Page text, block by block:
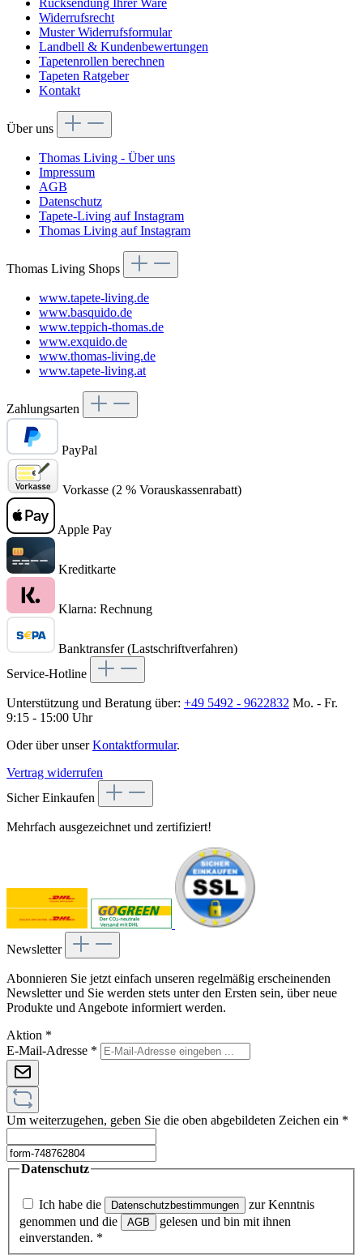
Rücksendung Ihrer Ware
Widerrufsrecht
Muster Widerrufsformular
Landbell & Kundenbewertungen
Tapetenrollen berechnen
Tapeten Ratgeber
Kontakt
Über uns
Thomas Living - Über uns
Impressum
AGB
Datenschutz
Tapete-Living auf Instagram
Thomas Living auf Instagram
Thomas Living Shops
www.tapete-living.de
www.basquido.de
www.teppich-thomas.de
www.exquido.de
www.thomas-living.de
www.tapete-living.at
Zahlungsarten
PayPal
Vorkasse (2 % Vorauskassenrabatt)
Apple Pay
Kreditkarte
Klarna: Rechnung
Banktransfer (Lastschriftverfahren)
Service-Hotline
Unterstützung und Beratung über: +49 5492 - 9622832 Mo. - Fr.
9:15 - 15:00 Uhr
Oder über unserKontaktformular.
Vertrag widerrufen
Sicher Einkaufen
Mehrfach ausgezeichnet und zertifiziert!
Newsletter
Abonnieren Sie jetzt einfach unseren regelmäßig erscheinenden
Newsletter und Sie werden stets unter den Ersten sein, über neue
Produkte und Angebote informiert werden.
Aktion *
E-Mail-Adresse *
Um weiterzugehen, geben Sie die oben abgebildeten Zeichen ein *
Datenschutz
Ich habe die Datenschutzbestimmungen
zur Kenntnis
genommen und die
AGB
gelesen und bin mit ihnen
einverstanden. *